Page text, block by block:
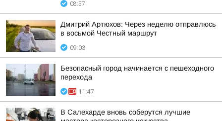
08:57
Дмитрий Артюхов: Через неделю отправлюсь
в восьмой Честный маршрут
09:03
Безопасный город начинается с пешеходного
перехода
11:47
В Салехарде вновь соберутся лучшие